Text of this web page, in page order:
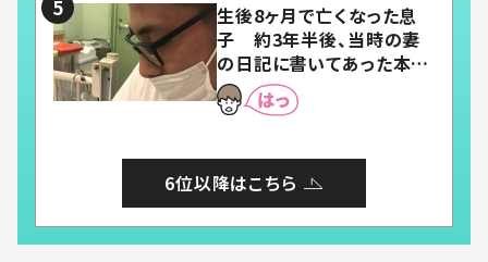
生後8ヶ月で亡くなった息
子 約3年半後、当時の妻
の日記に書いてあった本音
とは
6位以降はこちら